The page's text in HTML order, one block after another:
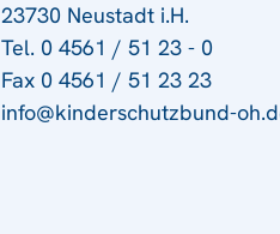
23730 Neustadt i.H.
Tel. 0 4561 / 51 23 - 0
Fax 0 4561 / 51 23 23
info@kinderschutzbund-